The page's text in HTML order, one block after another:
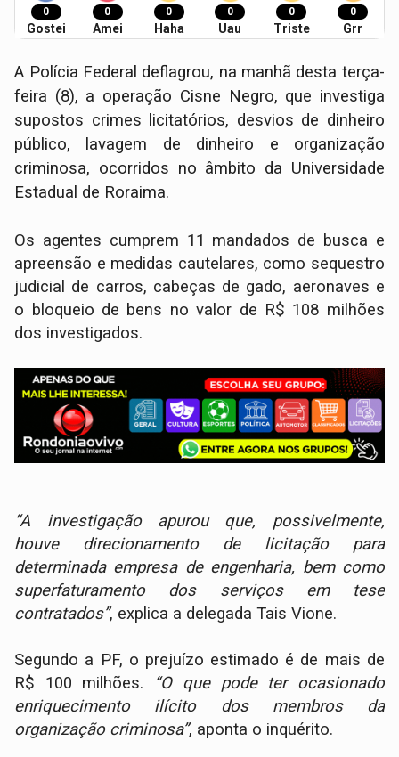
0
Gostei
0
Amei
0
Haha
0
Uau
0
Triste
0
Grr
A Polícia Federal deflagrou, na manhã desta terça-
feira (8), a operação Cisne Negro, que investiga
supostos crimes licitatórios, desvios de dinheiro
público, lavagem de dinheiro e organização
criminosa, ocorridos no âmbito da Universidade
Estadual de Roraima.
Os agentes cumprem 11 mandados de busca e
apreensão e medidas cautelares, como sequestro
judicial de carros, cabeças de gado, aeronaves e
o bloqueio de bens no valor de R$ 108 milhões
dos investigados.
“A investigação apurou que, possivelmente,
houve direcionamento de licitação para
determinada empresa de engenharia, bem como
superfaturamento dos serviços em tese
contratados”, explica a delegada Tais Vione.
Segundo a PF, o prejuízo estimado é de mais de
R$ 100 milhões. “O que pode ter ocasionado
enriquecimento ilícito dos membros da
organização criminosa”, aponta o inquérito.